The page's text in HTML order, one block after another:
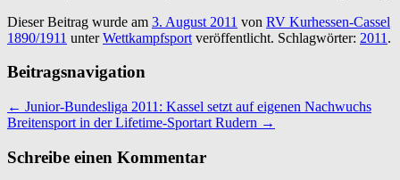
Dieser Beitrag wurde am 3. August 2011 von RV Kurhessen-Cassel
1890/1911 unterWettkampfsport veröffentlicht. Schlagwörter: 2011 .
Beitragsnavigation
← Junior-Bundesliga 2011: Kassel setzt auf eigenen Nachwuchs
Breitensport in der Lifetime-Sportart Rudern →
Schreibe einen Kommentar